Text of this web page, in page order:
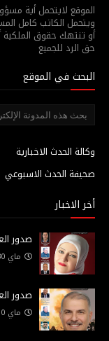
الموقع لايتحمل أية
ويتحمل الكاتب كامل
أو تنتهك حقوق
حق الرد للجميع
البحث في الموقع
وكالة الحدث الاخبارية
صحيفة الحدث الاسبوعي
أخر الاخبار
صدور العدد 183 لصحيفة الحدث
ماي 30, 2026
صدور العدد 182 لصحيفة الحدث
ماي 10, 2026